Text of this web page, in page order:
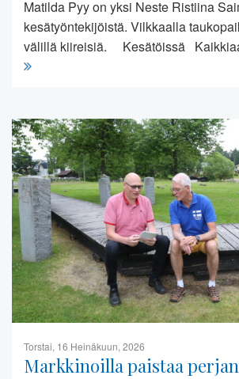
Matilda Pyy on yksi Neste Ristiina
kesätyöntekijöistä. Vilkkaalla
välillä kiireisiä. Kesätöissä
Torstai, 16 Heinäkuun, 2026
Markkinoilla paistaa